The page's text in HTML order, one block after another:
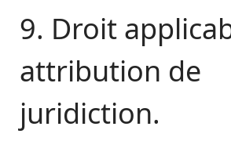
9. Droit
attribution de
juridiction.